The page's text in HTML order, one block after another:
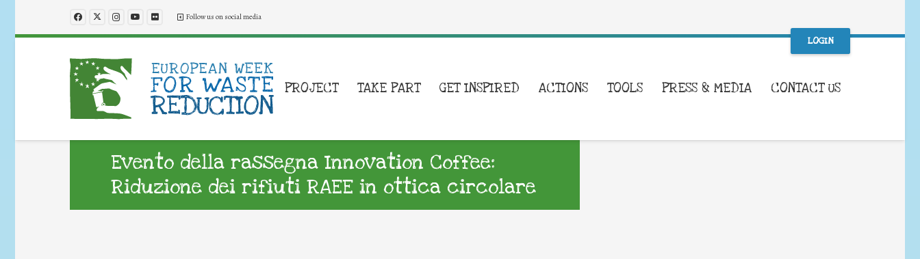
Follow us on social media
LOGIN
PROJECT TAKE PART GET INSPIRED ACTIONS TOOLS PRESS & MEDIA CONTACT US
Evento della rassegna Innovation Coffee:
Riduzione dei rifiuti RAEE in ottica circolare